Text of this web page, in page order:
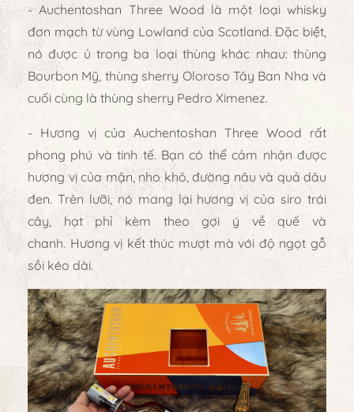
- Auchentoshan Three Wood là một loại whisky
đơn mạch từ vùng Lowland của Scotland. Đặc biệt,
nó được ủ trong ba loại thùng khác nhau: thùng
Bourbon Mỹ, thùng sherry Oloroso Tây Ban Nha và
cuối cùng là thùng sherry Pedro Ximenez.
- Hương vị của Auchentoshan Three Wood rất
phong phú và tinh tế. Bạn có thể cảm nhận được
hương vị của mận, nho khô, đường nâu và quả dâu
đen. Trên lưỡi, nó mang lại hương vị của siro trái
cây, hạt phỉ kèm theo gợi ý về quế và
chanh. Hương vị kết thúc mượt mà với độ ngọt gỗ
sồi kéo dài.